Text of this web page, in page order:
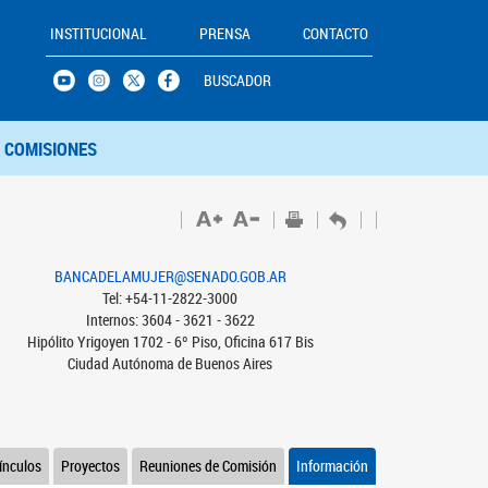
INSTITUCIONAL PRENSA CONTACTO
BUSCADOR
COMISIONES
BANCADELAMUJER@SENADO.GOB.AR
Tel: +54-11-2822-3000
Internos: 3604 - 3621 - 3622
Hipólito Yrigoyen 1702 - 6º Piso, Oficina 617 Bis
Ciudad Autónoma de Buenos Aires
Información
Reuniones de Comisión
Proyectos